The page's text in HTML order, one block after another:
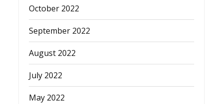
October 2022
September 2022
August 2022
July 2022
May 2022